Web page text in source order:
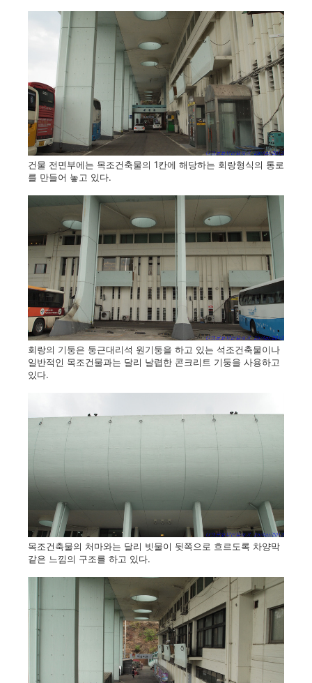
건물 전면부에는 목조건축물의 1칸에 해당하는 회랑형식의 통로
를 만들어 놓고 있다.
회랑의 기둥은 둥근대리석 원기둥을 하고 있는 석조건축물이나
일반적인 목조건물과는 달리 날렵한 콘크리트 기둥을 사용하고
있다.
목조건축물의 처마와는 달리 빗물이 뒷쪽으로 흐르도록 차양막
같은 느낌의 구조를 하고 있다.